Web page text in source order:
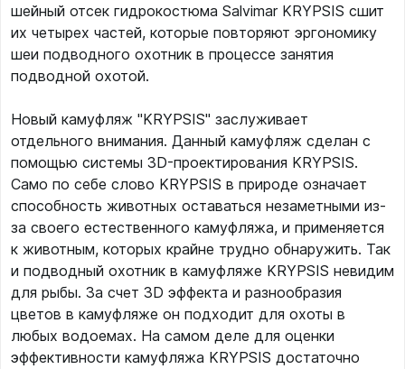
шейный отсек гидрокостюма Salvimar KRYPSIS сшит
их четырех частей, которые повторяют эргономику
шеи подводного охотник в процессе занятия
подводной охотой.
Новый камуфляж "KRYPSIS" заслуживает
отдельного внимания. Данный камуфляж сделан с
помощью системы 3D-проектирования KRYPSIS.
Само по себе слово KRYPSIS в природе означает
способность животных оставаться незаметными из-
за своего естественного камуфляжа, и применяется
к животным, которых крайне трудно обнаружить. Так
и подводный охотник в камуфляже KRYPSIS невидим
для рыбы. За счет 3D эффекта и разнообразия
цветов в камуфляже он подходит для охоты в
любых водоемах. На самом деле для оценки
эффективности камуфляжа KRYPSIS достаточно